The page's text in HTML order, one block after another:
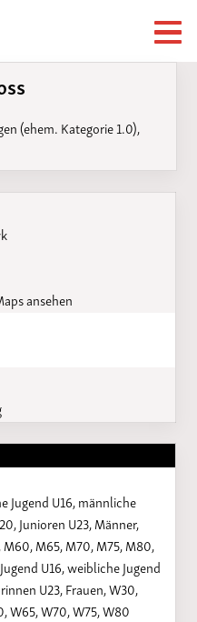
(ehem. Kategorie 1.0),
ansehen
Jugend U16, männliche
Junioren U23, Männer,
M65, M70, M75, M80,
U16, weibliche Jugend
U23, Frauen, W30,
W65, W70, W75, W80